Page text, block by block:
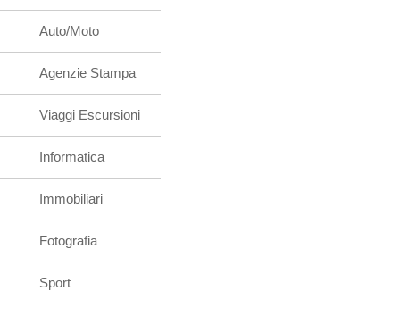
Auto/Moto
Agenzie Stampa
Viaggi Escursioni
Informatica
Immobiliari
Fotografia
Sport